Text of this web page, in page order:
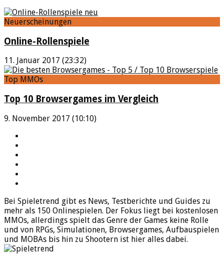
Neuerscheinungen
Online-Rollenspiele
11. Januar 2017 (23:32)
Top MMOs
Top 10 Browsergames im Vergleich
9. November 2017 (10:10)
Bei Spieletrend gibt es News, Testberichte und Guides zu
mehr als 150 Onlinespielen. Der Fokus liegt bei kostenlosen
MMOs, allerdings spielt das Genre der Games keine Rolle
und von RPGs, Simulationen, Browsergames, Aufbauspielen
und MOBAs bis hin zu Shootern ist hier alles dabei.